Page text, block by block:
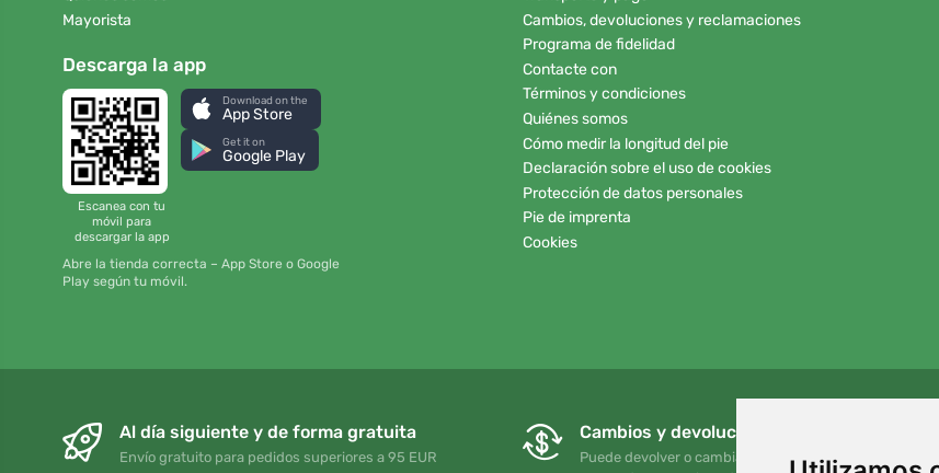
Mayorista
Descarga la app
Escanea con tu
móvil para
descargar la app
Download on the
App Store
Get it on
Google Play
Abre la tienda correcta – App Store o Google
Play según tu móvil.
Cambios, devoluciones y reclamaciones
Programa de fidelidad
Contacte con
Términos y condiciones
Quiénes somos
Cómo medir la longitud del pie
Declaración sobre el uso de cookies
Protección de datos personales
Pie de imprenta
Cookies
Al día siguiente y de forma gratuita
Envío gratuito para pedidos superiores a 95 EUR
Cambios y devoluciones gratuitos
Puede devolver o cambiar su pedido en cualquier